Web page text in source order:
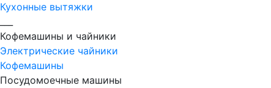
Кухонные вытяжки
Кофемашины и чайники
Электрические чайники
Кофемашины
Посудомоечные машины